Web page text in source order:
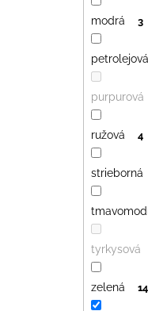
modrá 3
petrolejová
purpurová
ružová 4
strieborná
tyrkysová
zelená 14